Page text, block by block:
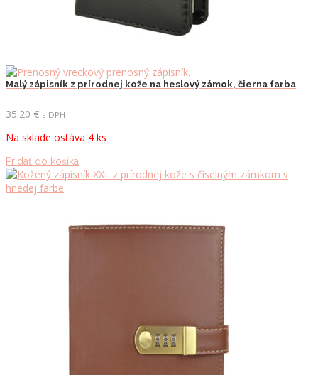
Malý zápisník z prírodnej kože na heslový zámok, čierna farba
35.20 € s DPH
Na sklade ostáva 4 ks
Pridať do košíka